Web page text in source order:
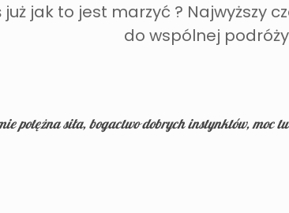
już jak to jest marzyć ? Najwyższy
do wspólnej
potężna siła, bogactwo dobrych instynktów, moc